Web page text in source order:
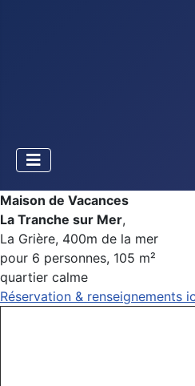
Maison de Vacances
La Tranche sur Mer,
La Grière, 400m de la mer
pour 6 personnes, 105 m²
quartier calme
Réservation & renseignements